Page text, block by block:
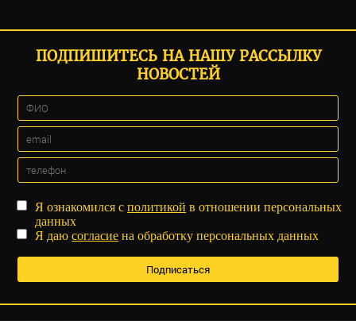
ПОДПИШИТЕСЬ НА НАШУ РАССЫЛКУ
НОВОСТЕЙ
Я ознакомился сполитикой в отношении персональных
данных
Я даюсогласие на обработку персональных данных